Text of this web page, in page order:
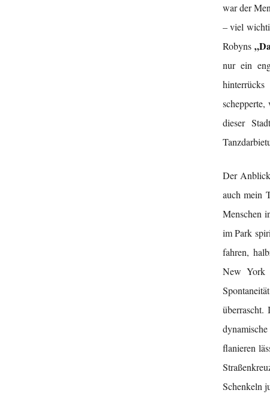
war der
– viel
Robyns
nur ein
dieser
Der
auch mein
Menschen
im Park
fahren,
New York
flanieren
Schenkeln